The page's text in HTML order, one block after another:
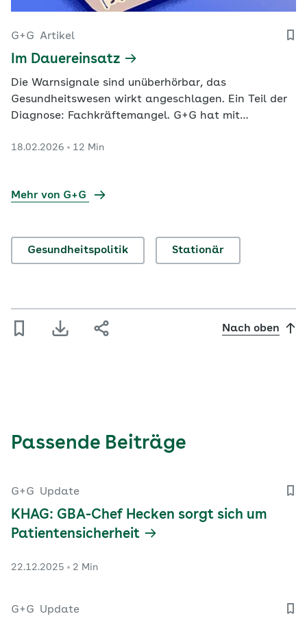
G+G Artikel
Im Dauereinsatz
Die Warnsignale sind unüberhörbar, das
Gesundheitswesen wirkt angeschlagen. Ein Teil der
Diagnose: Fachkräftemangel. G+G hat mit
Politik, Patientenverbänden, Pflege und Ökonomie
18.02.2026 12 Min
Mehr von G+G
Gesundheitspolitik Stationär
Nach oben
Passende Beiträge
G+G Update
KHAG: GBA-Chef Hecken sorgt sich um
Patientensicherheit
22.12.2025 2 Min
G+G Update